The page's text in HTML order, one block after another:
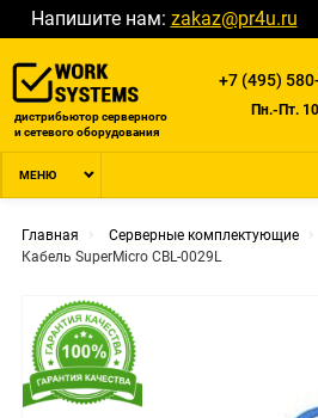
Напишите нам: zakaz@pr4u.ru
дистрибьютор серверного
и сетевого оборудования
+7 (495)
Пн.-Пт. 10
МЕНЮ
Главная Серверные комплектующие
Кабель SuperMicro CBL-0029L